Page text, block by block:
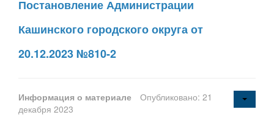
Постановление Администрации
Кашинского городского округа от
20.12.2023 №810-2
Информация о материале
Опубликовано: 21
декабря 2023